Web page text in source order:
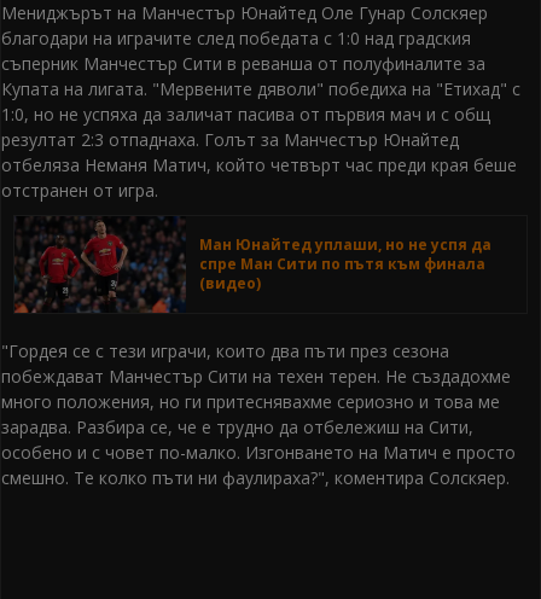
Мениджърът на Манчестър Юнайтед Оле Гунар Солскяер
благодари на играчите след победата с 1:0 над градския
съперник Манчестър Сити в реванша от полуфиналите за
Купата на лигата. "Мервените дяволи" победиха на "Етихад" с
1:0, но не успяха да заличат пасива от първия мач и с общ
резултат 2:3 отпаднаха. Голът за Манчестър Юнайтед
отбеляза Неманя Матич, който четвърт час преди края беше
отстранен от игра.
Ман Юнайтед уплаши, но не успя да
спре Ман Сити по пътя към финала
(видео)
"Гордея се с тези играчи, които два пъти през сезона
побеждават Манчестър Сити на техен терен. Не създадохме
много положения, но ги притеснявахме сериозно и това ме
зарадва. Разбира се, че е трудно да отбележиш на Сити,
особено и с човет по-малко. Изгонването на Матич е просто
смешно. Те колко пъти ни фаулираха?", коментира Солскяер.